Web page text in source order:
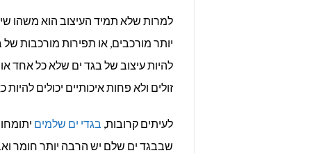
למרות שלא תמיד העיצוב הוא משהו
יותר מורכבים, או תפירות מורכבות
להיות עיצוב של בגד ים שלא כל אחד
זולים ולא פחות איכותיים יכולים
לעיתים קרובות, בגדי ים שלמים
שבבגד ים שלם יש הרבה יותר חומר